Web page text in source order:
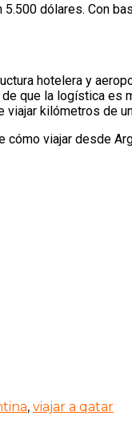
dólares. Con
hotelera y
que la logística
kilómetros de
viajar desde
, viajar a qatar